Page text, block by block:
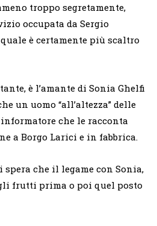
troppo segretamente,
occupata da Sergio
è certamente più scaltro
è l’amante di Sonia Ghelfi
un uomo “all’altezza” delle
che le racconta
a Borgo Larici e in fabbrica.
spera che il legame con Sonia,
frutti prima o poi quel posto